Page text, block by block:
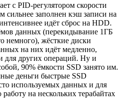
с PID-регулятором скорости
заполнен кэш записи на
идёт сброс на HDD.
данных (перекидывание 1ГБ
немного), жёсткие диски
на них идёт медленно,
для других операций. Ну и
90% ёмкости SSD занято им.
деньги быстрые SSD
используемых данных и для
на нескольких терабайтах